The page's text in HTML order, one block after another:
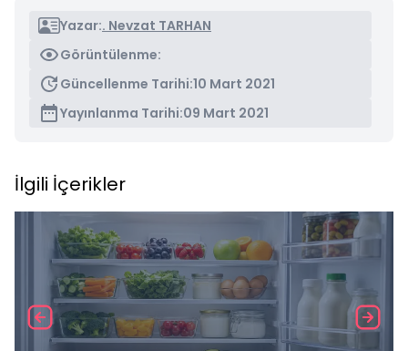
Yazar:. Nevzat TARHAN
Görüntülenme:
Güncellenme Tarihi:10 Mart 2021
Yayınlanma Tarihi:09 Mart 2021
İlgili İçerikler